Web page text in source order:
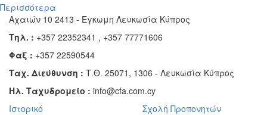
Περισσότερα
Αχαιών 10 2413 - Έγκωμη Λευκωσία Κύπρος
Τηλ. : +357 22352341 , +357 77771606
Φαξ : +357 22590544
Ταχ. Διεύθυνση : Τ.Θ. 25071, 1306 - Λευκωσία Κύπρος
Ηλ. Ταχυδρομείο : info@cfa.com.cy
Ιστορικό
Σχολή Προπονητών